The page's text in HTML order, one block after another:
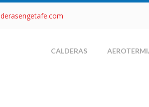
CALDERAS